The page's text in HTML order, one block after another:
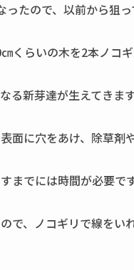
たので、以前から狙
くらいの木を2本ノコ
る新芽達が生えてきます
面に穴をあけ、除草剤
までには時間が必要です
で、ノコギリで線をい